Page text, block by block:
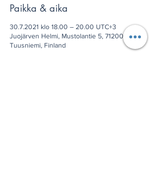
Paikka & aika
30.7.2021 klo 18.00 – 20.00 UTC+3
Juojärven Helmi, Mustolantie 5, 71200
Tuusniemi, Finland